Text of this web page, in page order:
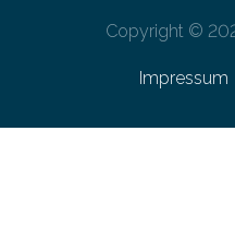
Copyright ©
Impressum